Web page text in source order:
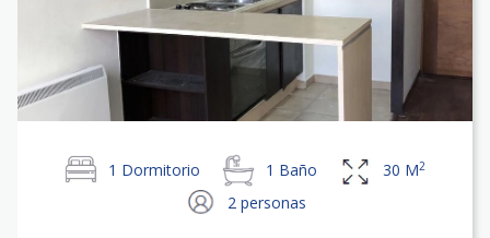
1 Dormitorio 1 Baño 30 M2
2 personas